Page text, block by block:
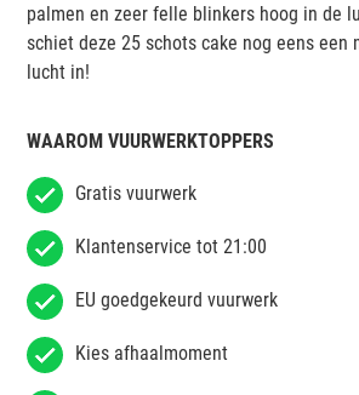
palmen en zeer felle blinkers hoog in de
schiet deze 25 schots cake nog eens een
lucht in!
WAAROM VUURWERKTOPPERS
Gratis vuurwerk
Klantenservice tot 21:00
EU goedgekeurd vuurwerk
Kies afhaalmoment